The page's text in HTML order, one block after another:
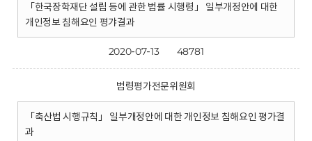
「한국장학재단 설립 등에 관한 법률 시행령」 일부개정안에 대한
개인정보 침해요인 평갸결과
2020-07-13 48781
법령평가전문위원회
「축산법 시행규칙」 일부개정안에 대한 개인정보 침해요인 평가결
과